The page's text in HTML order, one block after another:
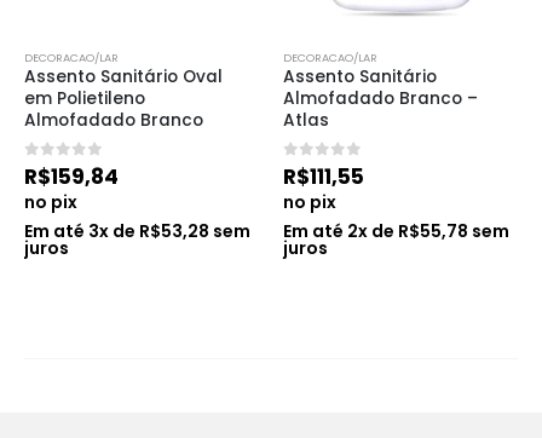
DECORACAO/LAR
Assento Sanitário Oval
em Polietileno
Almofadado Branco
0 de 5
R$159,84
no pix
Em até 3x de R$53,28 sem
juros
DECORACAO/LAR
Assento Sanitário
Almofadado Branco –
Atlas
0 de 5
R$111,55
no pix
Em até 2x de R$55,78 sem
juros